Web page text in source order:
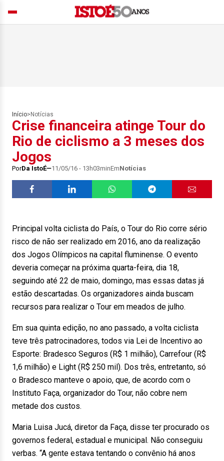
Início> Notícias
Crise financeira atinge Tour do
Rio de ciclismo a 3 meses dos
Jogos
PorDa IstoÉ 11/05/16 - 13h03minEmNotícias
Principal volta ciclista do País, o Tour do Rio corre sério
risco de não ser realizado em 2016, ano da realização
dos Jogos Olímpicos na capital fluminense. O evento
deveria começar na próxima quarta-feira, dia 18,
seguindo até 22 de maio, domingo, mas essas datas já
estão descartadas. Os organizadores ainda buscam
recursos para realizar o Tour em meados de julho.
Em sua quinta edição, no ano passado, a volta ciclista
teve três patrocinadores, todos via Lei de Incentivo ao
Esporte: Bradesco Seguros (R$ 1 milhão), Carrefour (R$
1,6 milhão) e Light (R$ 250 mil). Dos três, entretanto, só
o Bradesco manteve o apoio, que, de acordo com o
Instituto Faça, organizador do Tour, não cobre nem
metade dos custos.
Maria Luisa Jucá, diretor da Faça, disse ter procurado os
governos federal, estadual e municipal. Não conseguiu
verbas. “A gente estava tentando o convênio há anos